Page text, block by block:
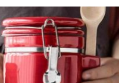
multiple
variants.
The
options
may